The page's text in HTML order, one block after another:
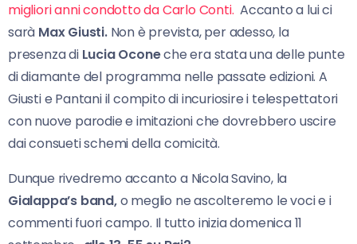
migliori anni condotto da Carlo Conti. Accanto a lui ci
sarà Max Giusti.Non è prevista, per adesso, la
presenza di Lucia Oconeche era stata una delle punte
di diamante del programma nelle passate edizioni. A
Giusti e Pantani il compito di incuriosire i telespettatori
con nuove parodie e imitazioni che dovrebbero uscire
dai consueti schemi della comicità.
Dunque rivedremo accanto a Nicola Savino, la
Gialappa’s band,o meglio ne ascolteremo le voci e i
commenti fuori campo. Il tutto inizia domenica 11